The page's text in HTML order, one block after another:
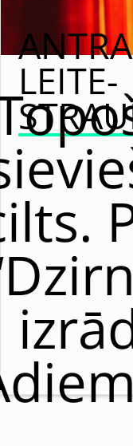
ANTRA
LEITE-